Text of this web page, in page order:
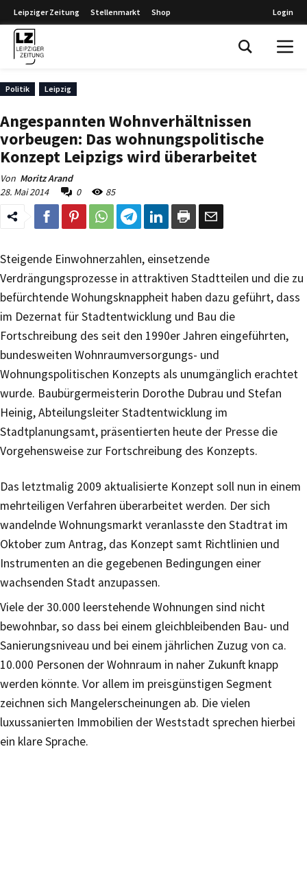
Leipziger Zeitung Stellenmarkt Shop Login
Politik Leipzig
Angespannten Wohnverhältnissen
vorbeugen: Das wohnungspolitische
Konzept Leipzigs wird überarbeitet
Von Moritz Arand
28. Mai 2014
0 85
Steigende Einwohnerzahlen, einsetzende
Verdrängungsprozesse in attraktiven Stadtteilen und die zu
befürchtende Wohungsknappheit haben dazu geführt, dass
im Dezernat für Stadtentwicklung und Bau die
Fortschreibung des seit den 1990er Jahren eingeführten,
bundesweiten Wohnraumversorgungs- und
Wohnungspolitischen Konzepts als unumgänglich erachtet
wurde. Baubürgermeisterin Dorothe Dubrau und Stefan
Heinig, Abteilungsleiter Stadtentwicklung im
Stadtplanungsamt, präsentierten heute der Presse die
Vorgehensweise zur Fortschreibung des Konzepts.
Das letztmalig 2009 aktualisierte Konzept soll nun in einem
mehrteiligen Verfahren überarbeitet werden. Der sich
wandelnde Wohnungsmarkt veranlasste den Stadtrat im
Oktober zum Antrag, das Konzept samt Richtlinien und
Instrumenten an die gegebenen Bedingungen einer
wachsenden Stadt anzupassen.
Viele der 30.000 leerstehende Wohnungen sind nicht
bewohnbar, so dass bei einem gleichbleibenden Bau- und
Sanierungsniveau und bei einem jährlichen Zuzug von ca.
10.000 Personen der Wohnraum in naher Zukunft knapp
werden könnte. Vor allem im preisgünstigen Segment
zeichnen sich Mangelerscheinungen ab. Die vielen
luxussanierten Immobilien der Weststadt sprechen hierbei
ein klare Sprache.